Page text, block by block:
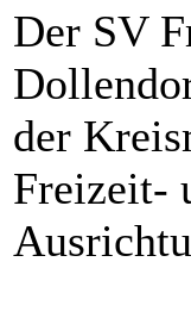
Der SV
der
Freizeit-